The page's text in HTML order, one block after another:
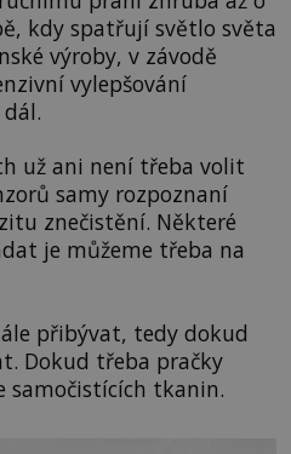
kdy spatřují světlo světa
výroby, v závodě
vylepšování
už ani není třeba volit
samy rozpoznaní
znečistění. Některé
je můžeme třeba na
přibývat, tedy dokud
Dokud třeba pračky
samočistících tkanin.